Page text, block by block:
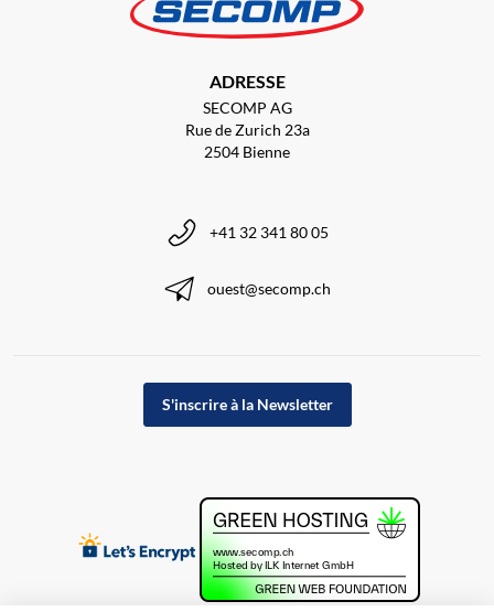
ADRESSE
SECOMP AG
Rue de Zurich 23a
2504 Bienne
+41 32 341 80 05
ouest@secomp.ch
S'inscrire à la Newsletter